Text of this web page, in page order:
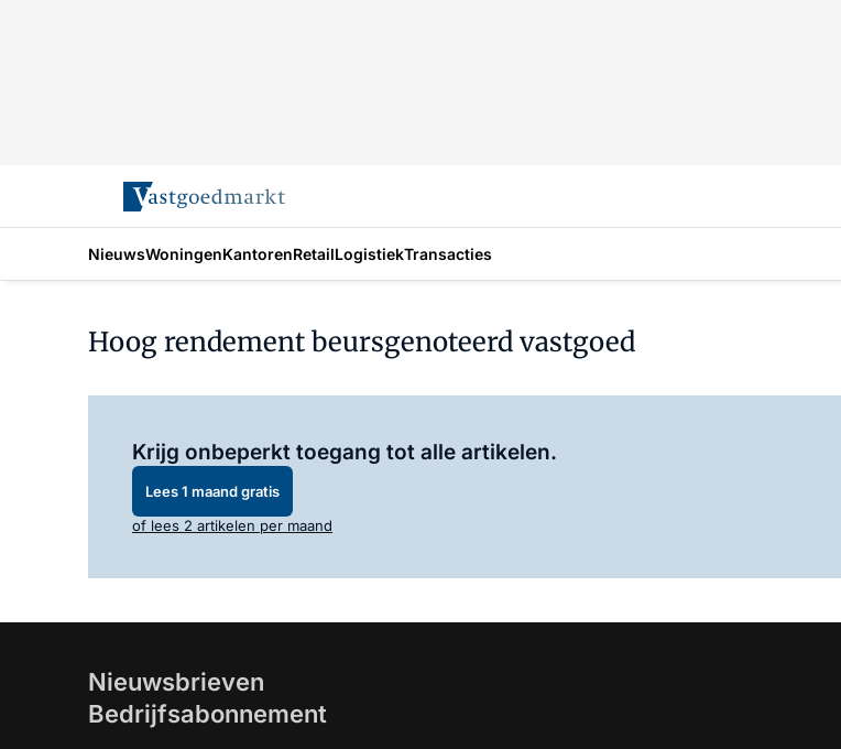
NieuwsWoningenKantorenRetailLogistiekTransacties
Hoog rendement beursgenoteerd vastgoed
Krijg onbeperkt toegang tot alle artikelen.
Lees 1 maand gratis
of lees 2 artikelen per maand
Nieuwsbrieven
Bedrijfsabonnement